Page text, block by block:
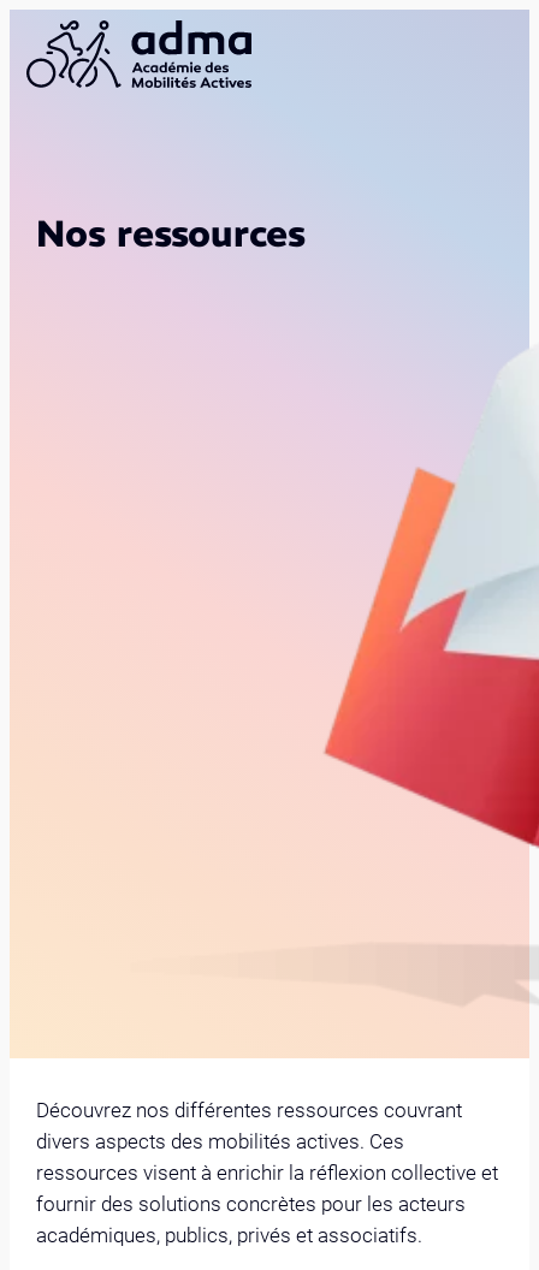
Nos ressources
Découvrez nos différentes ressources couvrant
divers aspects des mobilités actives. Ces
ressources visent à enrichir la réflexion collective et
fournir des solutions concrètes pour les acteurs
académiques, publics, privés et associatifs.